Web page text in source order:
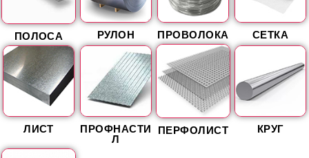
ПОЛОСА РУЛОН ПРОВОЛОКА СЕТКА
ЛИСТ ПРОФНАСТИ
Л
ПЕРФОЛИСТ КРУГ